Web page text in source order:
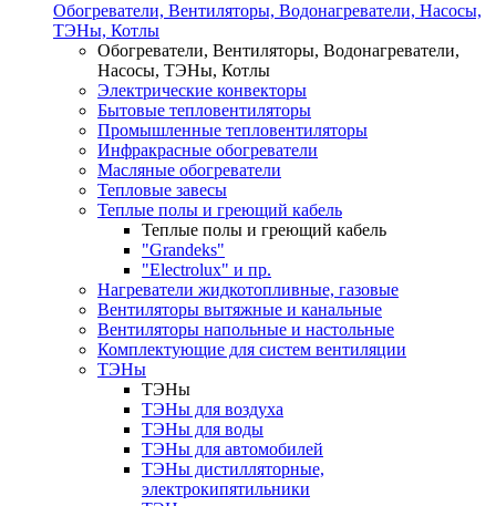
Обогреватели, Вентиляторы, Водонагреватели, Насосы,
ТЭНы, Котлы
Обогреватели, Вентиляторы, Водонагреватели,
Насосы, ТЭНы, Котлы
Электрические конвекторы
Бытовые тепловентиляторы
Промышленные тепловентиляторы
Инфракрасные обогреватели
Масляные обогреватели
Тепловые завесы
Теплые полы и греющий кабель
Теплые полы и греющий кабель
"Grandeks"
"Electrolux" и пр.
Нагреватели жидкотопливные, газовые
Вентиляторы вытяжные и канальные
Вентиляторы напольные и настольные
Комплектующие для систем вентиляции
ТЭНы
ТЭНы
ТЭНы для воздуха
ТЭНы для воды
ТЭНы для автомобилей
ТЭНы дистилляторные,
электрокипятильники